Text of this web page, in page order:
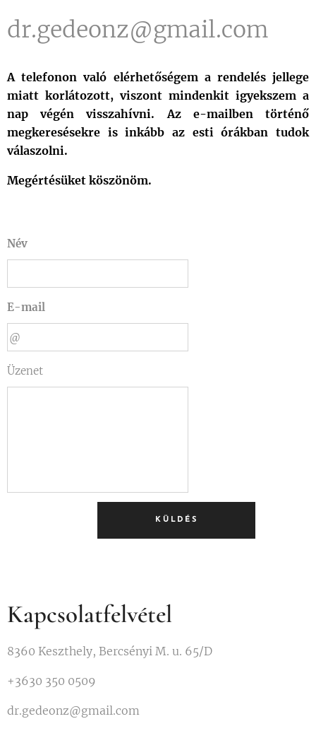
dr.gedeonz@gmail.com
A telefonon való elérhetőségem a rendelés jellege
miatt korlátozott, viszont mindenkit igyekszem a
nap végén visszahívni. Az e-mailben történő
megkeresésekre is inkább az esti órákban tudok
válaszolni.
Megértésüket köszönöm.
Név
E-mail
Üzenet
KÜLDÉS
Kapcsolatfelvétel
8360 Keszthely, Bercsényi M. u. 65/D
+3630 350 0509
dr.gedeonz@gmail.com